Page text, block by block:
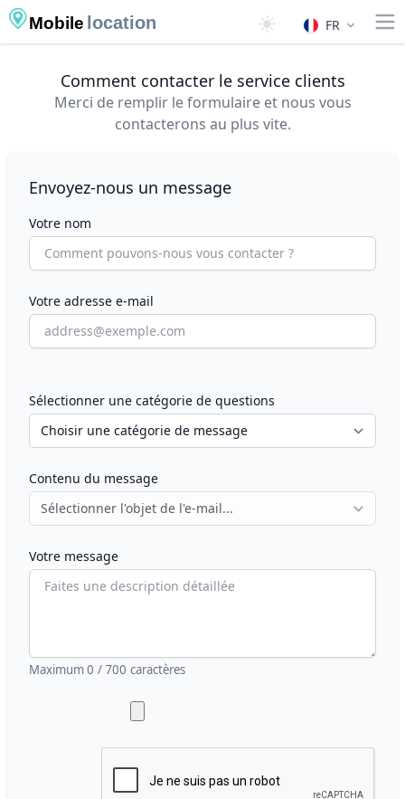
Mobile location FR
Comment contacter le service clients
Merci de remplir le formulaire et nous vous
contacterons au plus vite.
Envoyez-nous un message
Votre nom
Votre adresse e-mail
Sélectionner une catégorie de questions
Contenu du message
Votre message
Maximum0 / 700 caractères